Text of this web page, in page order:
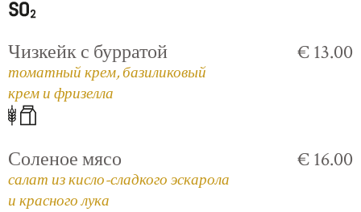
Чизкейк с бурратой
томатный крем, базиликовый
крем и фризелла
€ 13.00
Соленое мясо
салат из кисло-сладкого эскарола
и красного лука
€ 16.00